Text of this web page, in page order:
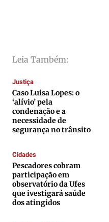
Cultura
Caetano Roque
Gustavo Bastos
Jr Mignone (in memorian)
Publicidade Legal
Anuncie
Cultura
Caetano Roque
Gustavo Bastos
Jr Mignone (in memorian)
Publicidade Legal
Anuncie
Cultura
Caetano Roque
Gustavo Bastos
Jr Mignone (in memorian)
Publicidade Legal
Anuncie
Cultura
Caetano Roque
Gustavo Bastos
Jr Mignone (in memorian)
Publicidade Legal
Anuncie
Leia Também:
Justiça
Caso Luisa Lopes: o
‘alívio’ pela
condenação e a
necessidade de
segurança no trânsito
Cidades
Pescadores cobram
participação em
observatório da Ufes
que ivestigará saúde
dos atingidos